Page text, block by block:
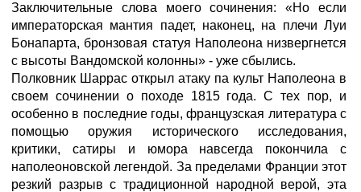
Заключительные слова моего сочинения: «Но если
императорская мантия падет, наконец, на плечи Луи
Бонапарта, бронзовая статуя Наполеона низвергнется
с высоты Вандомской колонны» - уже сбылись.
Полковник Шаррас открыл атаку па культ Наполеона в
своем сочинении о походе 1815 года. С тех пор, и
особенно в последние годы, французская литература с
помощью оружия исторического исследования,
критики, сатиры и юмора навсегда покончила с
наполеоновской легендой. За пределами Франции этот
резкий разрыв с традиционной народной верой, эта